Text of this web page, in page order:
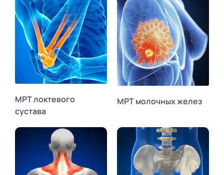
МРТ локтевого
сустава
МРТ молочных желез